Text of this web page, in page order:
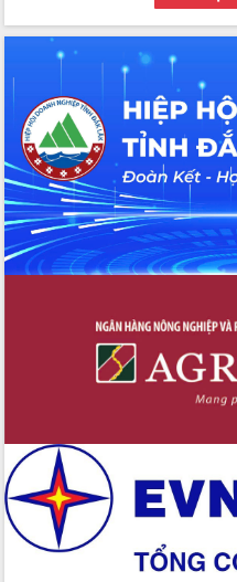
hai con số trong năm 2026
Tổ chức trang trọng Lễ hội Đền thờ
Lương Văn Chánh năm 2026
Phó Bí thư Tỉnh ủy Đắk Lắk Đỗ Hữu
Huy giữ chức Bí thư Đảng ủy Ủy Ban
Nhân dân tỉnh
Bệnh án điện tử thúc đẩy chuyển đổi
số y tế tại Đắk Lắk
Chuyển đổi số thư viện: Mở rộng
không gian tri thức trong thời đại số
Đánh giá, rút kinh nghiệm công tác tổ
Friendship Meeting New Year 2026”
Bầu cử Quốc hội và HĐND: Cử tri Đắk
Lắk gửi gắm niềm tin, kỳ vọng vào lá
Ngày hội bầu cử đại biểu Quốc hội
khóa XVI và HĐND các cấp nhiệm kỳ
2026-2031
Đảm bảo cuộc bầu cử đại biểu Quốc
hội và đại biểu HĐND các cấp diễn ra
an toàn, hiệu quả, đúng quy định